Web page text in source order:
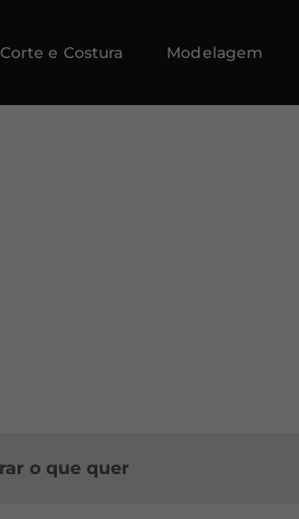
Corte e Costura Modelagem
o que quer